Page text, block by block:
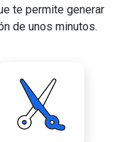
te permite generar
de unos minutos.